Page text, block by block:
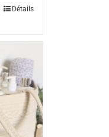
Détails